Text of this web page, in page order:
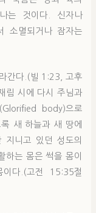
는 것이다. 신자나
소멸되거나 잠자는
간다.(빌 1:23, 고후
림 시에 다시 주님과
body)으로
새 하늘과 새 땅에
니고 있던 성도의
하는 몸은 썩을 몸이
다.(고전 15:35절